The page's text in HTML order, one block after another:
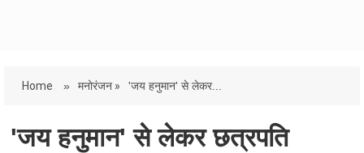
Home » मनोरंजन » 'जय हनुमान' से लेकर...
'जय हनुमान' से लेकर छत्रपति